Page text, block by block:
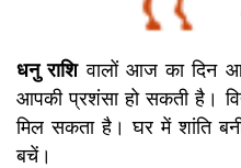
धनु राशिवालों आज का दिन
आपकी प्रशंसा हो सकती है।
मिल सकता है। घर में शांति
बचें।